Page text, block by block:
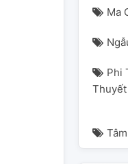
Ma
Phi
Thuyết